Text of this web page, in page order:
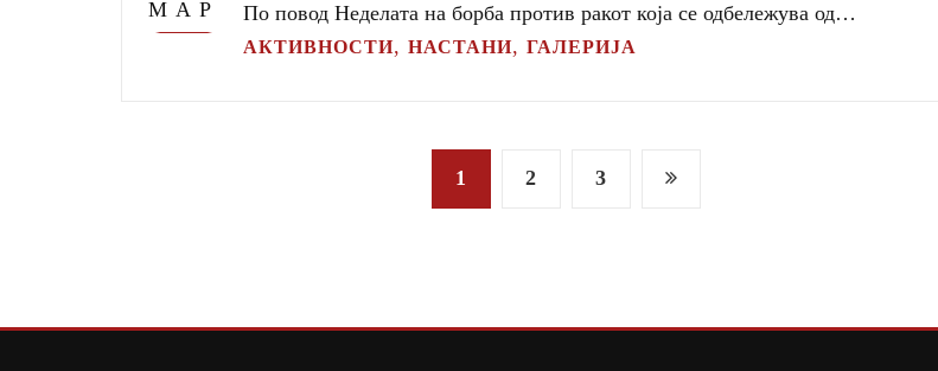
МАР По повод Неделата на борба против ракот која се одбележува од…
АКТИВНОСТИ, НАСТАНИ, ГАЛЕРИЈА
1 2 3